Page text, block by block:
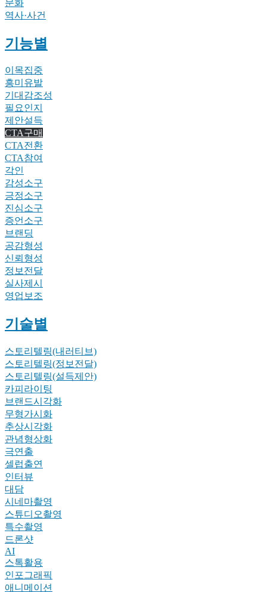
문화
역사·사건
기능별
이목집중
흥미유발
기대감조성
필요인지
제안설득
CTA구매
CTA전환
CTA참여
각인
감성소구
긍정소구
진심소구
증언소구
브랜딩
공감형성
신뢰형성
정보전달
실사제시
영업보조
기술별
스토리텔링(내러티브)
스토리텔링(정보전달)
스토리텔링(설득제안)
카피라이팅
브랜드시각화
무형가시화
추상시각화
관념형상화
극연출
셀럽출연
인터뷰
대담
시네마촬영
스튜디오촬영
특수촬영
드론샷
AI
스톡활용
인포그래픽
애니메이션